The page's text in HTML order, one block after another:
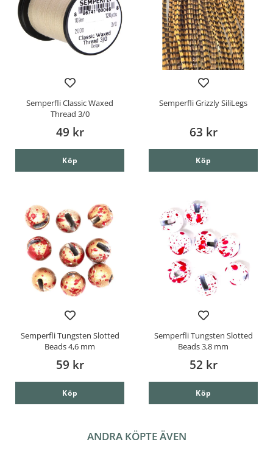
Semperfli Classic Waxed
Thread 3/0
49 kr
Köp
Semperfli Grizzly SiliLegs
63 kr
Köp
Semperfli Tungsten Slotted
Beads 4,6 mm
59 kr
Köp
Semperfli Tungsten Slotted
Beads 3,8 mm
52 kr
Köp
ANDRA KÖPTE ÄVEN